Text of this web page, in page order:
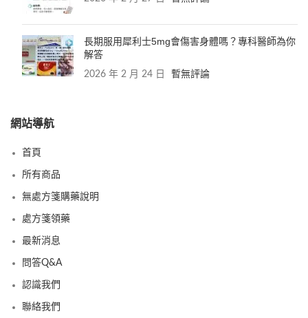
長期服用犀利士5mg會傷害身體嗎？專科醫師為你
解答
2026 年 2 月 24 日 暫無評論
網站導航
首頁
所有商品
無處方箋購藥說明
處方箋領藥
最新消息
問答Q&A
認識我們
聯絡我們